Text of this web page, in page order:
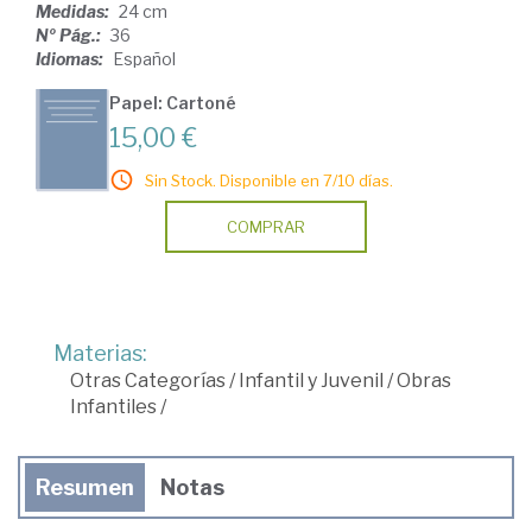
Medidas: 24 cm
Nº Pág.: 36
Idiomas: Español
Papel: Cartoné
15,00 €
Sin Stock. Disponible en 7/10 días.
COMPRAR
Materias:
Otras Categorías/ Infantil y Juvenil /Obras
Infantiles/
Resumen Notas